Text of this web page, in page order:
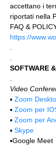
accettano i
riportati nella
FAQ &
https://
SOFTWARE
Video
▪️ Zoom
▪️ Zoom per
▪️ Zoom per
▪️ Skype
▪️Google Meet